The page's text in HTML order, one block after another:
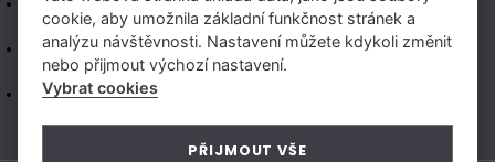
NEW LIVING CENTER (CZ)
NEW LIVING CENTER (SK)
cookie, aby umožnila základní funkčnost stránek a
analýzu návštěvnosti. Nastavení můžete kdykoli změnit
nebo přijmout výchozí nastavení.
Vybrat cookies
PŘIJMOUT VŠE